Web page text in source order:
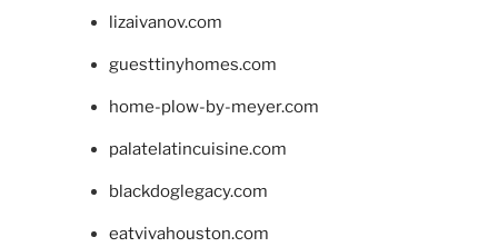
lizaivanov.com
guesttinyhomes.com
home-plow-by-meyer.com
palatelatincuisine.com
blackdoglegacy.com
eatvivahouston.com